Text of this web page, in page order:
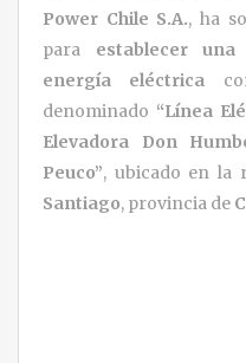
Power Chile S.A., ha
para establecer
energía eléctrica
denominado “Línea
Elevadora Don
Peuco”, ubicado en la
Santiago, provincia de